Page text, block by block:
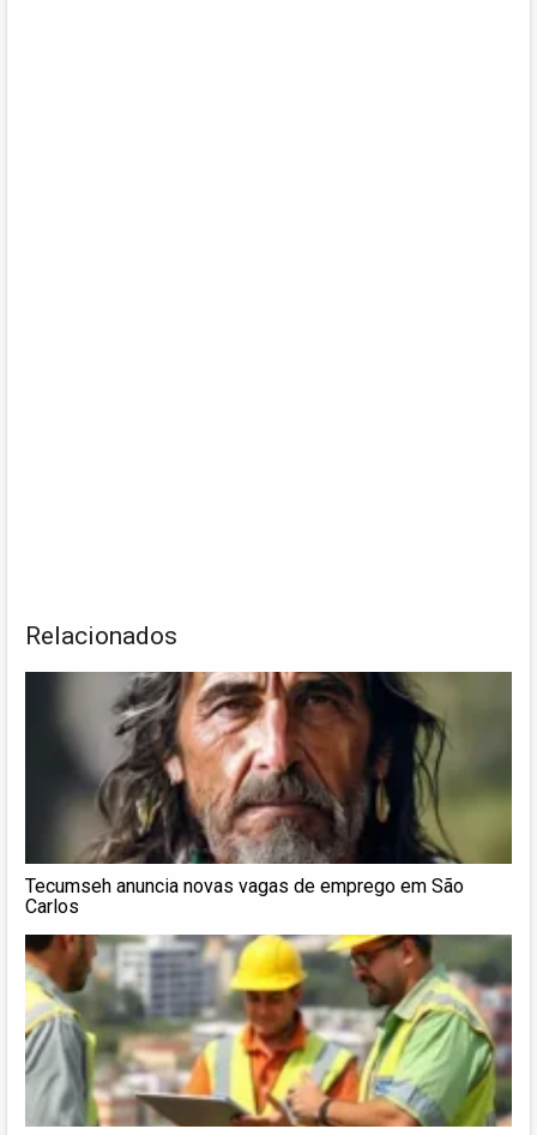
Relacionados
Tecumseh anuncia novas vagas de emprego em São
Carlos